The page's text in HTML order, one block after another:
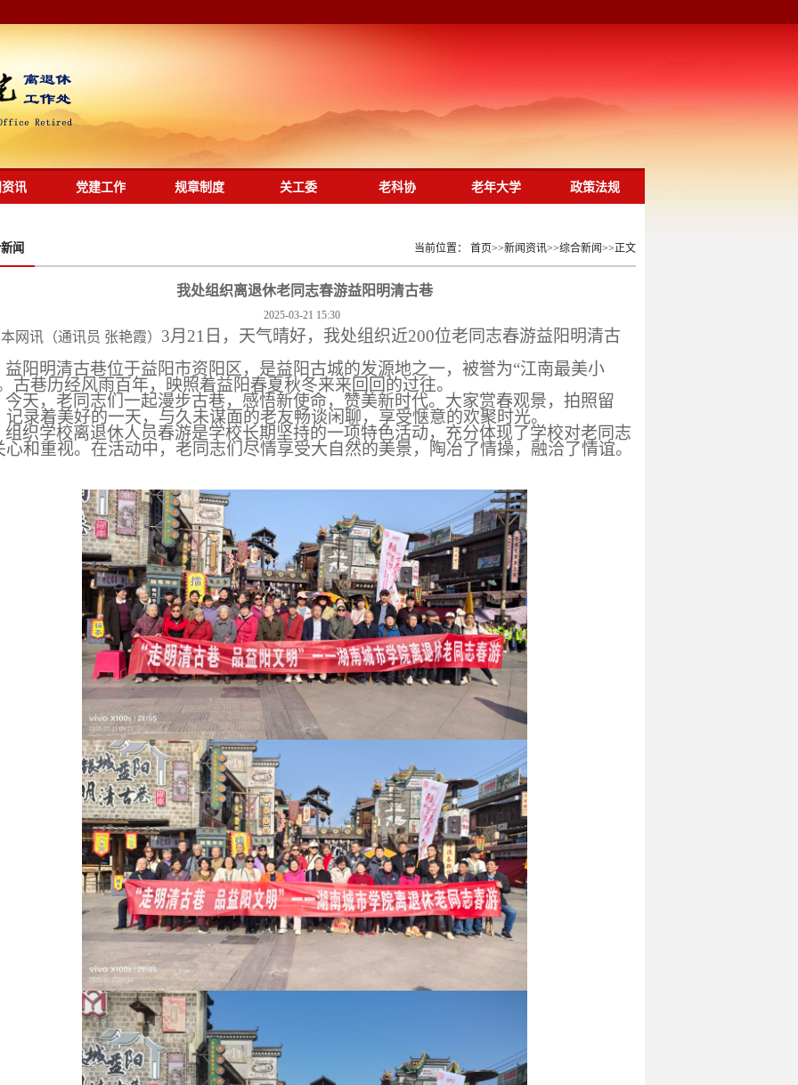
讯 党建工作 规章制度 关工委 老科协 老年大学 政策法规
闻 当前位置： 首页>>新闻资讯>>综合新闻>>正文
我处组织离退休老同志春游益阳明清古巷
2025-03-21 15:30
本网讯（通讯员 张艳霞） 3月 21 日，天气晴好，我处组织近200位老同志春游益阳明清古
益阳明清古巷位于益阳市资阳区，是益阳古城的发源地之一，被誉为“江南最美小
古巷历经风雨百年，映照着益阳春夏秋冬来来回回的过往。
今天，老同志们一起漫步古巷，感悟新使命，赞美新时代。大家赏春观景，拍照留
记录着美好的一天，与久未谋面的老友畅谈闲聊，享受惬意的欢聚时光。
组织学校离退休人员春游是学校长期坚持的一项特色活动，充分体现了学校对老同志
心和重视。在活动中，老同志们尽情享受大自然的美景，陶冶了情操，融洽了情谊。